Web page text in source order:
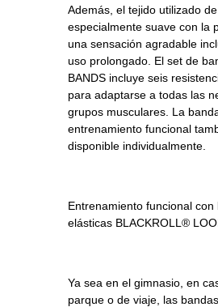
Además, el tejido utilizado
especialmente suave con la
una sensación agradable
uso prolongado. El set de
BANDS incluye seis
para adaptarse a todas las
grupos musculares. La
entrenamiento funcional
disponible individualmente.
Entrenamiento funcional con
elásticas BLACKROLL®
Ya sea en el gimnasio, en
parque o de viaje, las